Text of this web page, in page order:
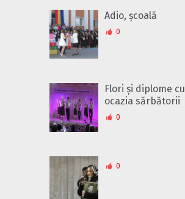
Adio, școală
0
Flori și diplome cu
ocazia sărbătorii
0
0